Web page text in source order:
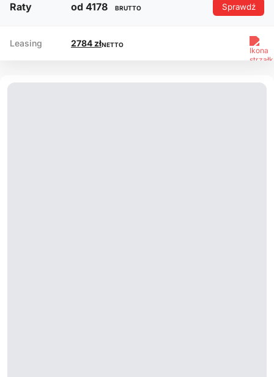
Raty od 4178 BRUTTO Sprawdź
Leasing 2784 złNETTO